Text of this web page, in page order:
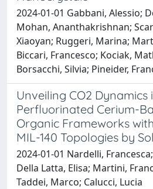
2024-01-01 Gabbani, Alessio;
Mohan, Ananthakrishnan;
Xiaoyan; Ruggeri, Marina;
Biccari, Francesco; Kociak,
Borsacchi, Silvia; Pineider,
Unveiling CO2 Dynamics
Perfluorinated Cerium-
Organic Frameworks
MIL-140 Topologies by
2024-01-01 Nardelli,
Della Latta, Elisa; Martini,
Taddei, Marco; Calucci, Lucia